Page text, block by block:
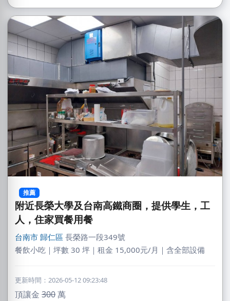
推薦
附近長榮大學及台南高鐵商圈，提供學生，工
人，住家買餐用餐
台南市 歸仁區 長榮路一段349號
餐飲小吃｜坪數 30 坪｜租金 15,000元/月｜含全部設備
更新時間：2026-05-12 09:23:48
頂讓金 300萬